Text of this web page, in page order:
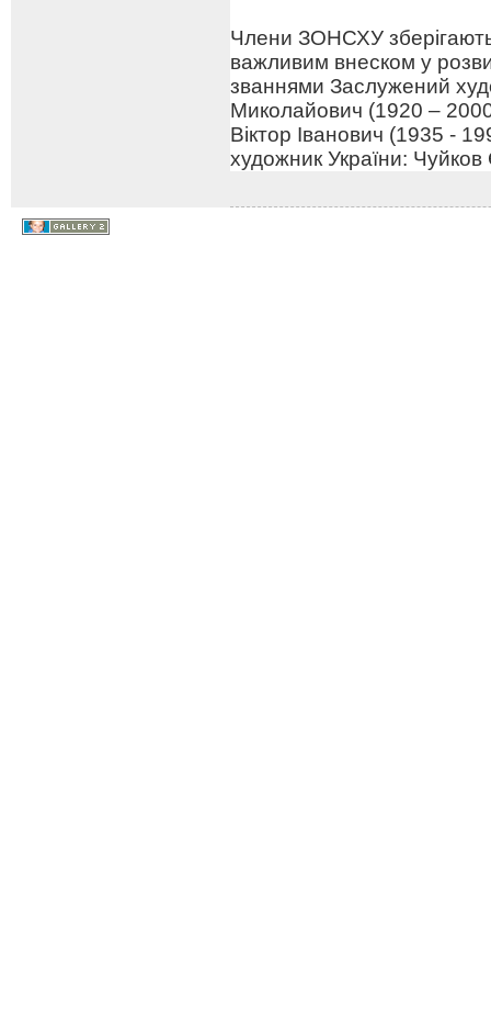
Члени ЗОНСХУ
важливим внеском у
званнями Заслужений
Миколайович (1920 –
Віктор Іванович (1935 -
художник України: